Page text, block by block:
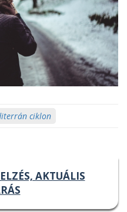
ciklon
AKTUÁLIS